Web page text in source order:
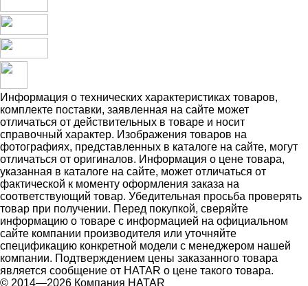
Информация о технических характеристиках товаров,
комплекте поставки, заявленная на сайте может
отличаться от действительных в товаре и носит
справочный характер. Изображения товаров на
фотографиях, представленных в каталоге на сайте, могут
отличаться от оригиналов. Информация о цене товара,
указанная в каталоге на сайте, может отличаться от
фактической к моменту оформления заказа на
соответствующий товар. Убедительная просьба проверять
товар при получении. Перед покупкой, сверяйте
информацию о товаре с информацией на официальном
сайте компании производителя или уточняйте
спецификацию конкретной модели с менеджером нашей
компании. Подтверждением цены заказанного товара
является сообщение от HATAR о цене такого товара.
© 2014—2026 Компания HATAR